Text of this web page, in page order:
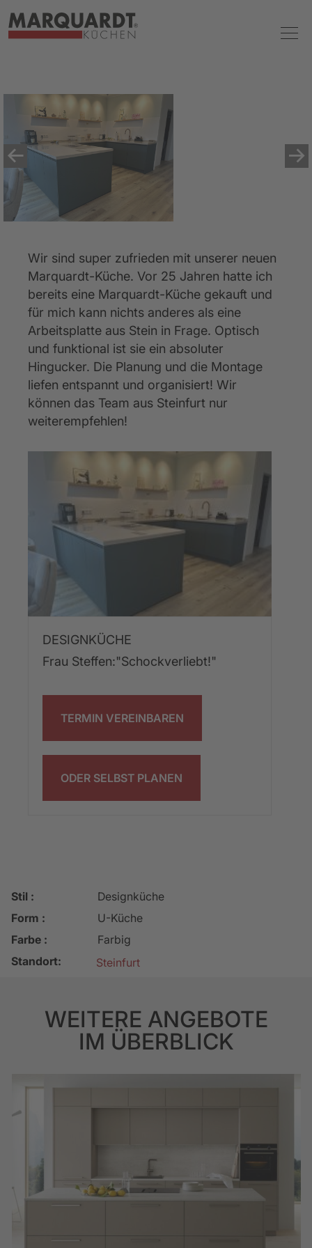
Wir sind super zufrieden mit unserer neuen
Marquardt-Küche. Vor 25 Jahren hatte ich
bereits eine Marquardt-Küche gekauft und
für mich kann nichts anderes als eine
Arbeitsplatte aus Stein in Frage. Optisch
und funktional ist sie ein absoluter
Hingucker. Die Planung und die Montage
liefen entspannt und organisiert! Wir
können das Team aus Steinfurt nur
weiterempfehlen!
DESIGNKÜCHE
Frau Steffen:"Schockverliebt!"
TERMIN VEREINBAREN
ODER SELBST PLANEN
Stil :
Designküche
Form :
U-Küche
Farbe :
Farbig
Standort:
Steinfurt
WEITERE ANGEBOTE
IM ÜBERBLICK